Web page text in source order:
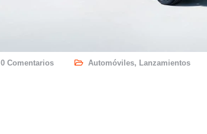
0 Comentarios Automóviles, Lanzamientos